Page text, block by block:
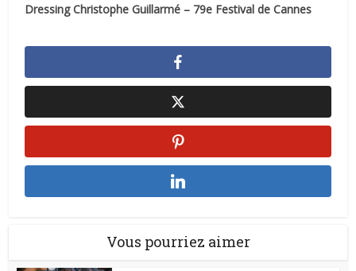
Dressing Christophe Guillarmé – 79e Festival de Cannes
Vous pourriez aimer